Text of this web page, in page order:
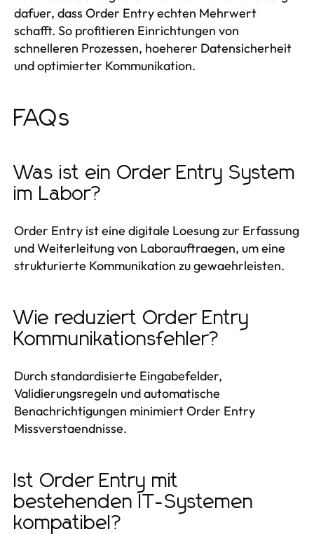
dafuer, dass Order Entry echten Mehrwert
schafft. So profitieren Einrichtungen von
schnelleren Prozessen, hoeherer Datensicherheit
und optimierter Kommunikation.
FAQs
Was ist ein Order Entry System
im Labor?
Order Entry ist eine digitale Loesung zur Erfassung
und Weiterleitung von Laborauftraegen, um eine
strukturierte Kommunikation zu gewaehrleisten.
Wie reduziert Order Entry
Kommunikationsfehler?
Durch standardisierte Eingabefelder,
Validierungsregeln und automatische
Benachrichtigungen minimiert Order Entry
Missverstaendnisse.
Ist Order Entry mit
bestehenden IT-Systemen
kompatibel?